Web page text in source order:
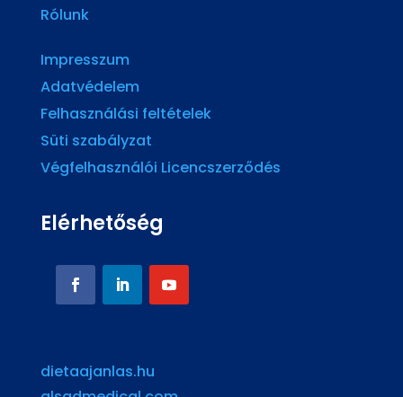
Rólunk
Impresszum
Adatvédelem
Felhasználási feltételek
Süti szabályzat
Végfelhasználói Licencszerződés
Elérhetőség
dietaajanlas.hu